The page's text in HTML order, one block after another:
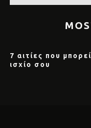
7 αιτίες που
ισχίο σου